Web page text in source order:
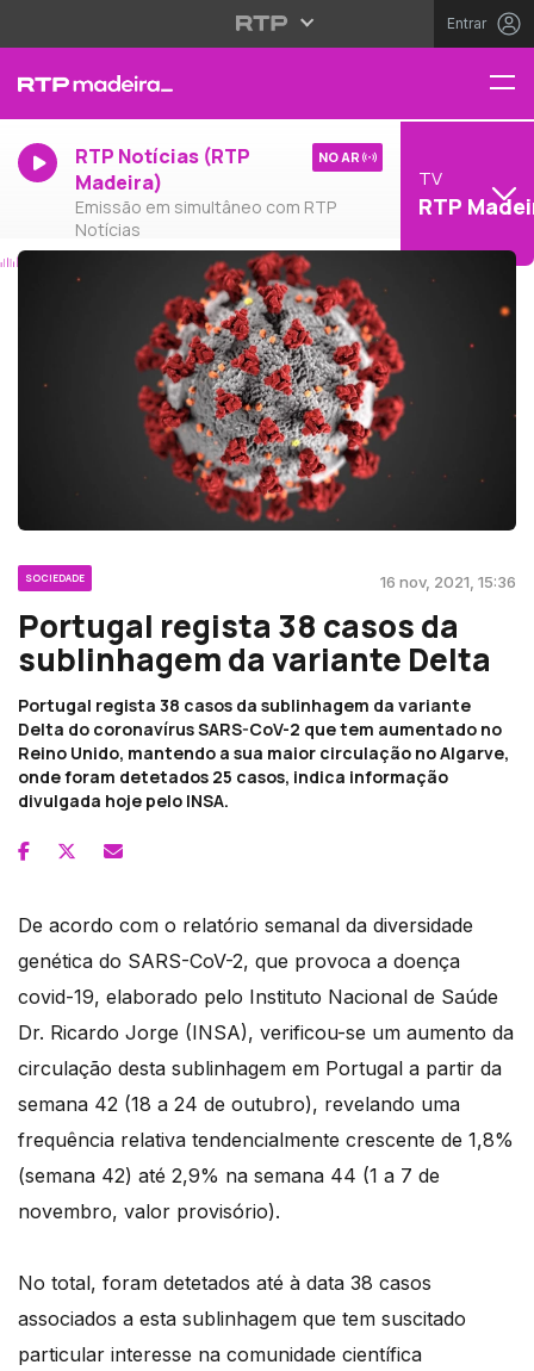
Entrar
RTP Notícias (RTP
Madeira)
Emissão em simultâneo com RTP
Notícias
NO AR
TV
RTP
SOCIEDADE 16 nov, 2021, 15:36
Portugal regista 38 casos da
sublinhagem da variante Delta
Portugal regista 38 casos da sublinhagem da variante
Delta do coronavírus SARS-CoV-2 que tem aumentado no
Reino Unido, mantendo a sua maior circulação no Algarve,
onde foram detetados 25 casos, indica informação
divulgada hoje pelo INSA.
De acordo com o relatório semanal da diversidade
genética do SARS-CoV-2, que provoca a doença
covid-19, elaborado pelo Instituto Nacional de Saúde
Dr. Ricardo Jorge (INSA), verificou-se um aumento da
circulação desta sublinhagem em Portugal a partir da
semana 42 (18 a 24 de outubro), revelando uma
frequência relativa tendencialmente crescente de 1,8%
(semana 42) até 2,9% na semana 44 (1 a 7 de
novembro, valor provisório).
No total, foram detetados até à data 38 casos
associados a esta sublinhagem que tem suscitado
particular interesse na comunidade científica